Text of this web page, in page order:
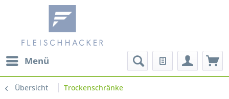
Menü
Übersicht Trockenschränke